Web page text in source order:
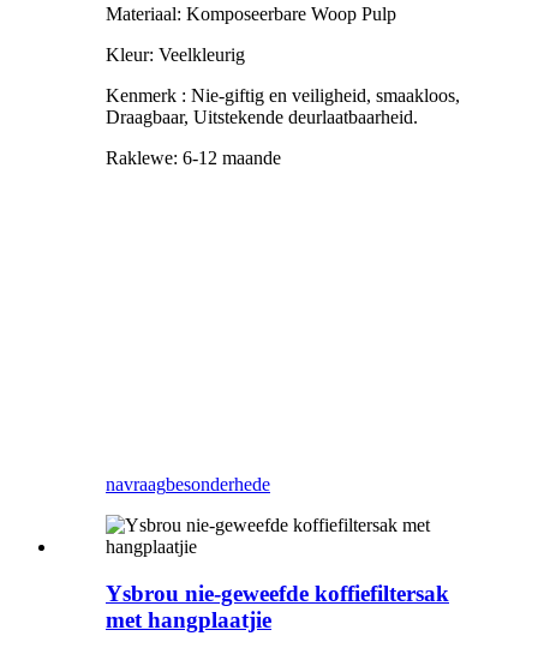
Materiaal: Komposeerbare Woop Pulp
Kleur: Veelkleurig
Kenmerk : Nie-giftig en veiligheid, smaakloos,
Draagbaar, Uitstekende deurlaatbaarheid.
Raklewe: 6-12 maande
navraagbesonderhede
Ysbrou nie-geweefde koffiefiltersak
met hangplaatjie